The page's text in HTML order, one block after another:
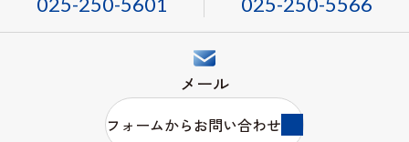
メール
フォームからお問い合わせ